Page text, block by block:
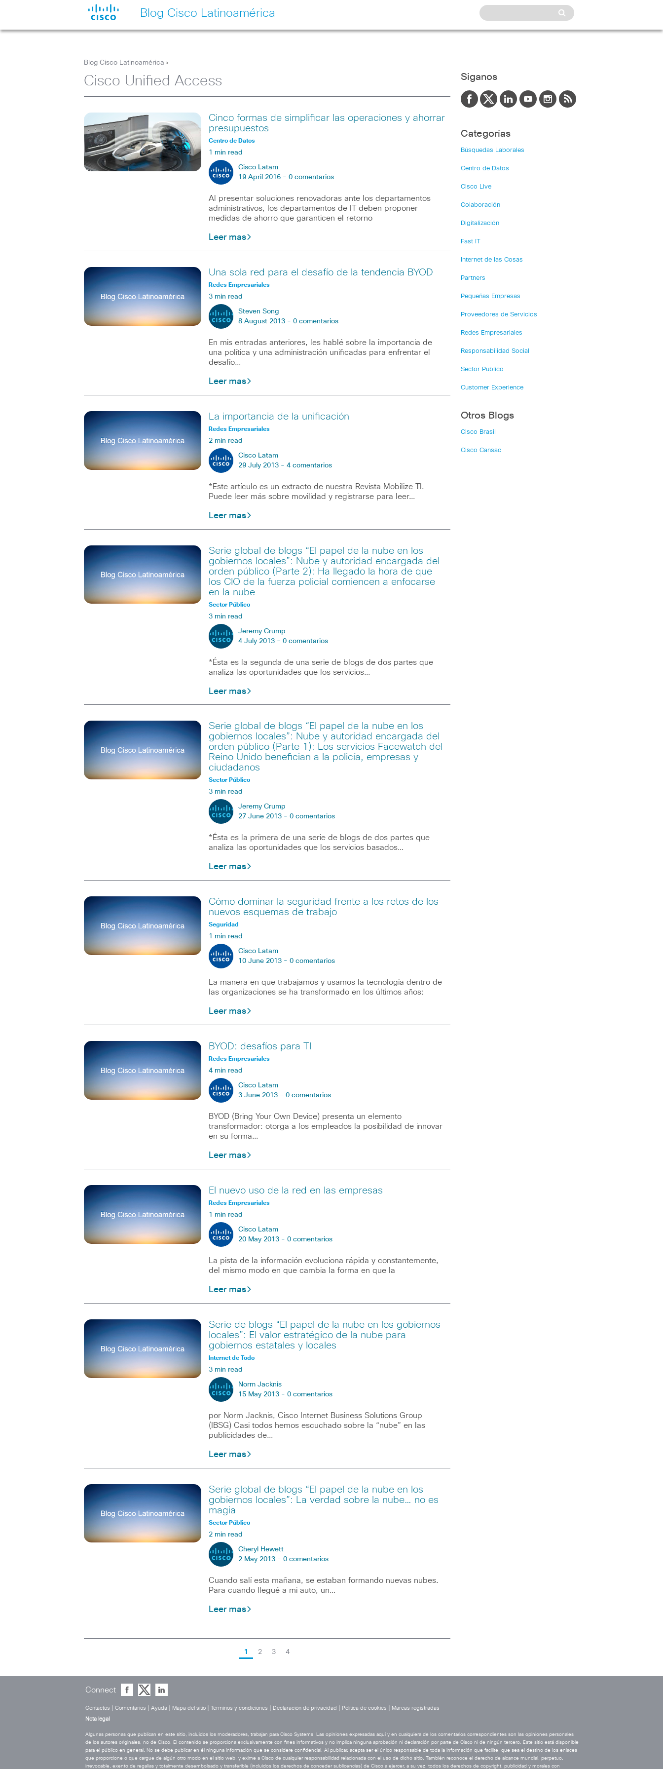
Blog Cisco Latinoamérica
Blog Cisco Latinoamérica >
Cisco Unified Access
Cinco formas de simplificar las operaciones y ahorrar
presupuestos
Centro de Datos
1 min read
Cisco Latam
19 April 2016 - 0 comentarios
Al presentar soluciones renovadoras ante los departamentos
administrativos, los departamentos de IT deben proponer
medidas de ahorro que garanticen el retorno
Leer mas
Una sola red para el desafío de la tendencia BYOD
Redes Empresariales
3 min read
Steven Song
8 August 2013 - 0 comentarios
En mis entradas anteriores, les hablé sobre la importancia de
una política y una administración unificadas para enfrentar el
desafío…
Leer mas
La importancia de la unificación
Redes Empresariales
2 min read
Cisco Latam
29 July 2013 - 4 comentarios
*Este artículo es un extracto de nuestra Revista Mobilize TI.
Puede leer más sobre movilidad y registrarse para leer…
Leer mas
Serie global de blogs “El papel de la nube en los
gobiernos locales”: Nube y autoridad encargada del
orden público (Parte 2): Ha llegado la hora de que
los CIO de la fuerza policial comiencen a enfocarse
en la nube
Sector Público
3 min read
Jeremy Crump
4 July 2013 - 0 comentarios
*Ésta es la segunda de una serie de blogs de dos partes que
analiza las oportunidades que los servicios…
Leer mas
Serie global de blogs “El papel de la nube en los
gobiernos locales”: Nube y autoridad encargada del
orden público (Parte 1): Los servicios Facewatch del
Reino Unido benefician a la policía, empresas y
ciudadanos
Sector Público
3 min read
Jeremy Crump
27 June 2013 - 0 comentarios
*Ésta es la primera de una serie de blogs de dos partes que
analiza las oportunidades que los servicios basados…
Leer mas
Cómo dominar la seguridad frente a los retos de los
nuevos esquemas de trabajo
Seguridad
1 min read
Cisco Latam
10 June 2013 - 0 comentarios
La manera en que trabajamos y usamos la tecnología dentro de
las organizaciones se ha transformado en los últimos años:
Leer mas
BYOD: desafíos para TI
Redes Empresariales
4 min read
Cisco Latam
3 June 2013 - 0 comentarios
BYOD (Bring Your Own Device) presenta un elemento
transformador: otorga a los empleados la posibilidad de innovar
en su forma…
Leer mas
El nuevo uso de la red en las empresas
Redes Empresariales
1 min read
Cisco Latam
20 May 2013 - 0 comentarios
La pista de la información evoluciona rápida y constantemente,
del mismo modo en que cambia la forma en que la
Leer mas
Serie de blogs “El papel de la nube en los gobiernos
locales”: El valor estratégico de la nube para
gobiernos estatales y locales
Internet de Todo
3 min read
Norm Jacknis
15 May 2013 - 0 comentarios
por Norm Jacknis, Cisco Internet Business Solutions Group
(IBSG) Casi todos hemos escuchado sobre la “nube” en las
publicidades de…
Leer mas
Serie global de blogs “El papel de la nube en los
gobiernos locales”: La verdad sobre la nube… no es
magia
Sector Público
2 min read
Cheryl Hewett
2 May 2013 - 0 comentarios
Cuando salí esta mañana, se estaban formando nuevas nubes.
Para cuando llegué a mi auto, un…
Leer mas
1 2 3 4
Siganos
Categorías
Búsquedas Laborales
Centro de Datos
Cisco Live
Colaboración
Digitalización
Fast IT
Internet de las Cosas
Partners
Pequeñas Empresas
Proveedores de Servicios
Redes Empresariales
Responsabilidad Social
Sector Público
Customer Experience
Otros Blogs
Cisco Brasil
Cisco Cansac
Connect
Contactos Comentarios Ayuda Mapa del sitio| Términos y condiciones Declaración de privacidad Política de cookies
Marcas registradas
Nota legal
Algunas personas que publican en este sitio, incluidos los moderadores, trabajan para Cisco Systems. Las opiniones expresadas aquí y en cualquiera de los comentarios correspondientes son las opiniones personales
de los autores originales, no de Cisco. El contenido se proporciona exclusivamente con fines informativos y no implica ninguna aprobación ni declaración por parte de Cisco ni de ningún tercero. Este sitio está disponible
para el público en general. No se debe publicar en él ninguna información que se considere confidencial. Al publicar, acepta ser el único responsable de toda la información que facilite, que sea el destino de los enlaces
que proporcione o que cargue de algún otro modo en el sitio web, y exime a Cisco de cualquier responsabilidad relacionada con el uso de dicho sitio. También reconoce el derecho de alcance mundial, perpetuo,
irrevocable, exento de regalías y totalmente desembolsado y transferible (incluidos los derechos de conceder sublicencias) de Cisco a ejercer, a su vez, todos los derechos de copyright, publicidad y morales con